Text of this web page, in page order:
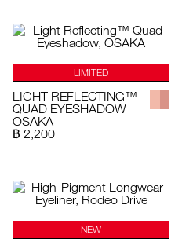
LIMITED
LIGHT REFLECTING™
QUAD EYESHADOW
OSAKA
฿ 2,200
NEW